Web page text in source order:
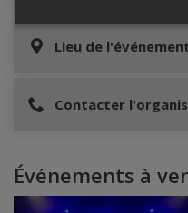
Lieu de
Contacter
Événements à